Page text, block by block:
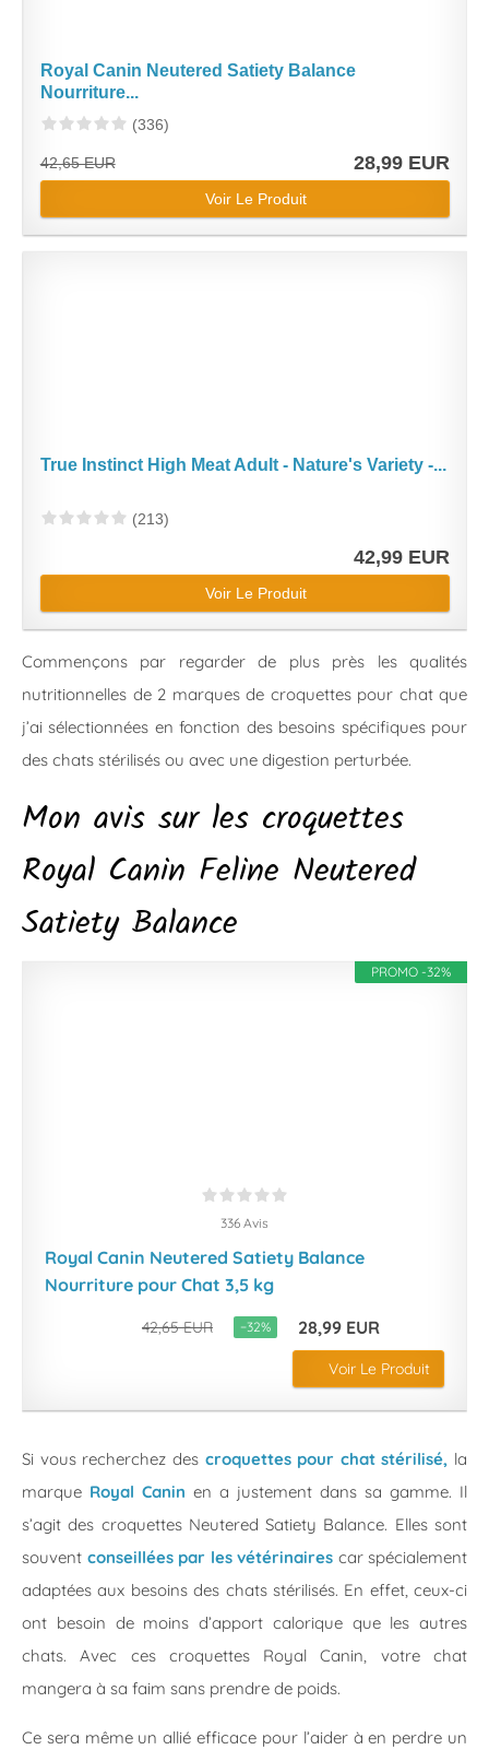
Royal Canin Neutered Satiety Balance
Nourriture...
(336)
42,65 EUR 28,99 EUR
Voir Le Produit
True Instinct High Meat Adult - Nature's Variety -...
(213)
42,99 EUR
Voir Le Produit
Commençons par regarder de plus près les qualités
nutritionnelles de 2 marques de croquettes pour chat que
j’ai sélectionnées en fonction des besoins spécifiques pour
des chats stérilisés ou avec une digestion perturbée.
Mon avis sur les croquettes
Royal Canin Feline Neutered
Satiety Balance
PROMO -32%
336 Avis
Royal Canin Neutered Satiety Balance
Nourriture pour Chat 3,5 kg
42,65 EUR −32% 28,99 EUR
Voir Le Produit
Si vous recherchez des croquettes pour chat stérilisé, la
marque Royal Canin en a justement dans sa gamme. Il
s’agit des croquettes Neutered Satiety Balance. Elles sont
souvent conseillées par les vétérinaires car spécialement
adaptées aux besoins des chats stérilisés. En effet, ceux-ci
ont besoin de moins d’apport calorique que les autres
chats. Avec ces croquettes Royal Canin, votre chat
mangera à sa faim sans prendre de poids.
Ce sera même un allié efficace pour l’aider à en perdre un